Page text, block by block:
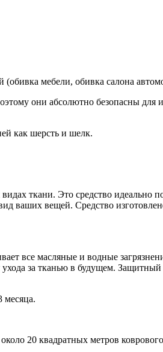
(обивка мебели, обивка салона
они абсолютно безопасны для
как шерсть и шелк.
ткани. Это средство идеально
ваших вещей. Средство
все масляные и водные
за тканью в будущем.
месяца.
20 квадратных метров